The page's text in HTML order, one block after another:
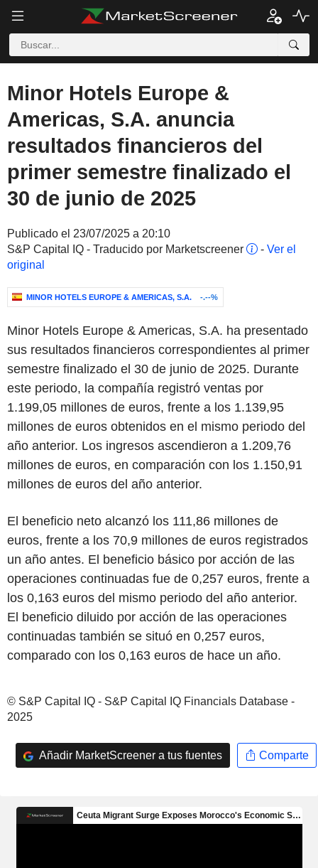
Minor Hotels Europe &
Americas, S.A. anuncia
resultados financieros del
primer semestre finalizado el
30 de junio de 2025
Publicado el 23/07/2025 a 20:10
S&P Capital IQ - Traducido por Marketscreener
- Ver el
original
MINOR HOTELS EUROPE & AMERICAS, S.A. -.--%
Minor Hotels Europe & Americas, S.A. ha presentado
sus resultados financieros correspondientes al primer
semestre finalizado el 30 de junio de 2025. Durante
este periodo, la compañía registró ventas por
1.199,05 millones de euros, frente a los 1.139,95
millones de euros obtenidos en el mismo periodo del
año anterior. Los ingresos ascendieron a 1.209,76
millones de euros, en comparación con los 1.150,91
millones de euros del año anterior.
El beneficio neto alcanzó los 111,86 millones de
euros, frente a los 70,9 millones de euros registrados
un año antes. El beneficio básico por acción de las
operaciones continuadas fue de 0,257 euros, frente a
los 0,163 euros del mismo periodo del año anterior.
El beneficio diluido por acción de las operaciones
continuadas también se situó en 0,257 euros,
comparado con los 0,163 euros de hace un año.
© S&P Capital IQ - S&P Capital IQ Financials Database -
2025
Añadir MarketScreener a tus fuentes Comparte